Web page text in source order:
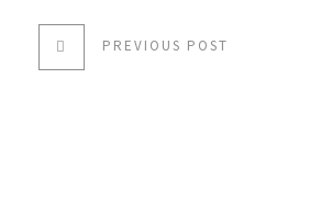
PREVIOUS POST